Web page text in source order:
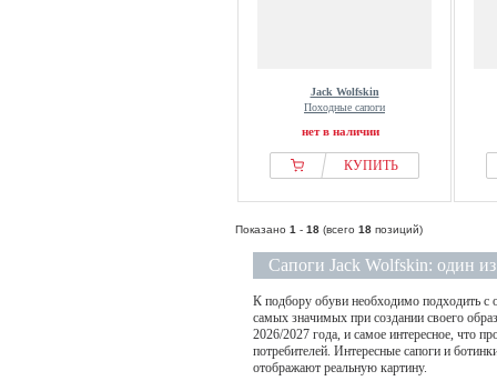
Jack Wolfskin
Походные сапоги
нет в наличии
КУПИТЬ
Показано 1 - 18 (всего 18 позиций)
Сапоги Jack Wolfskin: один
К подбору обуви необходимо подходить с
самых значимых при создании своего
2026/2027 года, и самое интересное, что
потребителей. Интересные сапоги и
отображают реальную картину.